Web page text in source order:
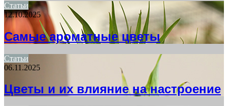
Статьи
12.10.2025
Самые ароматные цветы
Статьи
06.11.2025
Цветы и их влияние на настроение